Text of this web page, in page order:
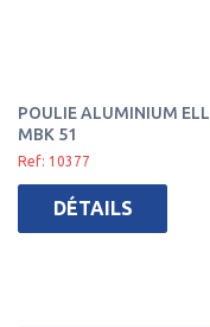
POULIE ALUMINIUM
MBK 51
Ref: 10377
DÉTAILS